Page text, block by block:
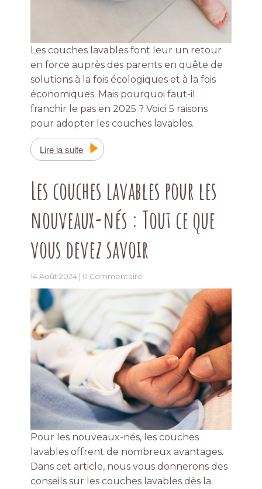
Les couches lavables font leur un retour
en force auprès des parents en quête de
solutions à la fois écologiques et à la fois
économiques. Mais pourquoi faut-il
franchir le pas en 2025 ? Voici 5 raisons
pour adopter les couches lavables.
Lire la suite
Les couches lavables pour les
nouveaux-nés : Tout ce que
vous devez savoir
14 Août 2024 | 0 Commentaire
Pour les nouveaux-nés, les couches
lavables offrent de nombreux avantages.
Dans cet article, nous vous donnerons des
conseils sur les couches lavables dès la